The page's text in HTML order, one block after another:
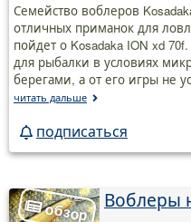
Семейство воблеров
отличных приманок для
пойдет о Kosadaka ION xd
для рыбалки в условиях
берегами, а от его игры не
читать дальше
подписаться
Воблеры